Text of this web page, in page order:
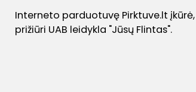
Interneto parduotuvę Pirktuve.lt
prižiūri UAB leidykla "Jūsų Flintas".